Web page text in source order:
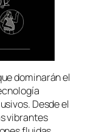
dominarán el
Desde el
vibrantes